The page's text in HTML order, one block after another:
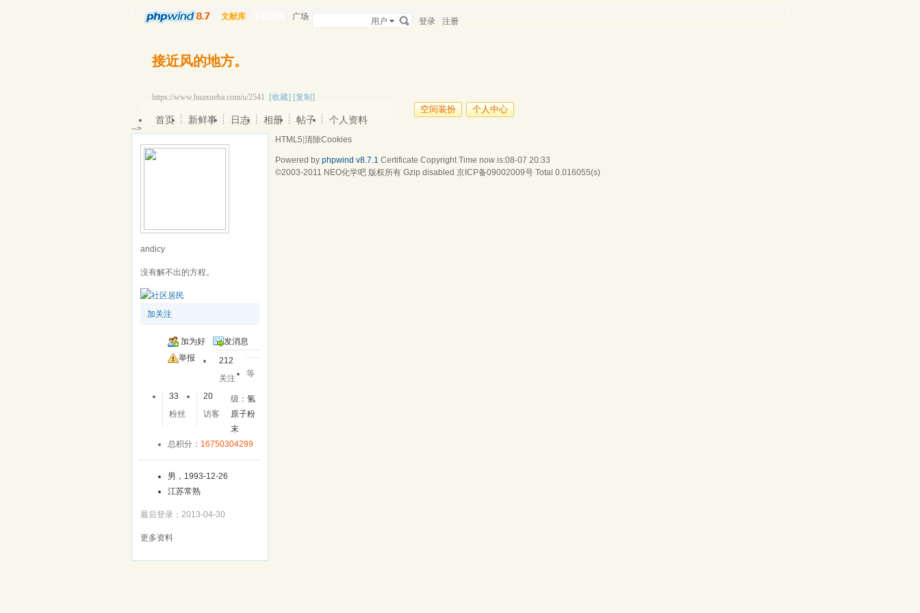
文献库 广场 用户 登录 注册
接近风的地方。
https://www.huaxueba.com/u/2541 [收藏] [复制]
空间装扮 个人中心
首页 新鲜事 日志 相册 帖子 个人资料
-->
andicy
没有解不出的方程。
加关注
加为好
友
发消息
举报
212
关注
33
粉丝
20
访客
等
级：氢
原子粉
末
总积分： 16750304299
男，1993-12-26
江苏常熟
最后登录：2013-04-30
更多资料
HTML5 清除Cookies
Powered by phpwind v8.7.1 Certificate Copyright Time now is:08-07 20:33
©2003-2011 NEO化学吧 版权所有 Gzip disabled 京ICP备09002009号 Total 0.016055(s)